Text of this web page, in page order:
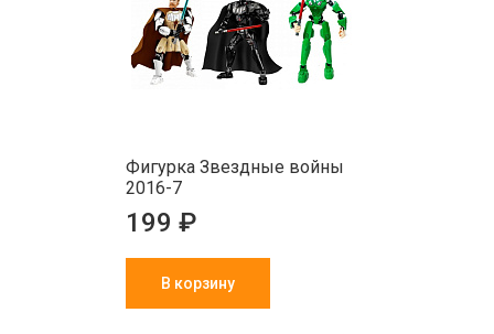
Фигурка Звeздныe войны
2016-7
199 ₽
В корзину